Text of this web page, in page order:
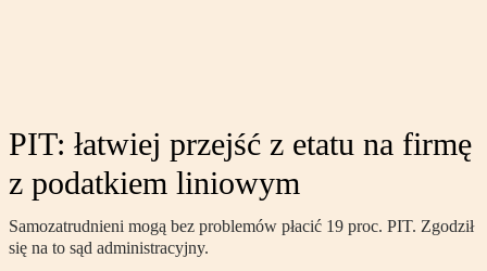
PIT: łatwiej przejść z etatu na firmę
z podatkiem liniowym
Samozatrudnieni mogą bez problemów płacić 19 proc. PIT. Zgodził
się na to sąd administracyjny.